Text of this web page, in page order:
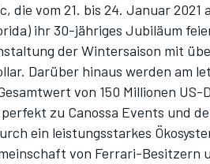
die vom 21. bis 24. Januar
ihr 30-jähriges Jubiläum
der Wintersaison mit
Darüber hinaus werden am
von 150 Millionen US-
zu Canossa Events und
ein leistungsstarkes
von Ferrari-